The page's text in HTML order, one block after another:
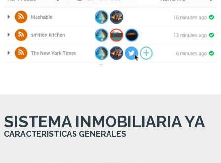
SISTEMA INMOBILIARIA YA
CARACTERISTICAS GENERALES